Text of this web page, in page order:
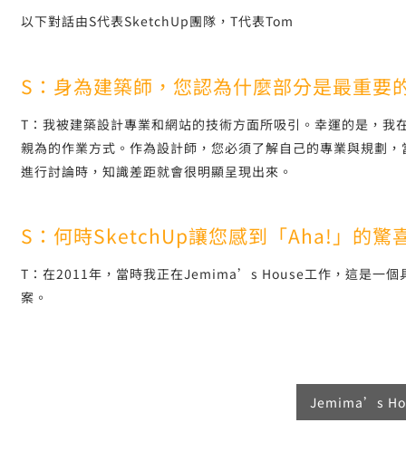
以下對話由S代表SketchUp團隊，T代表Tom
S：身為建築師，您認為什麼部分是最重要
T：我被建築設計專業和網站的技術方面所吸引。幸運的是，
親為的作業方式。作為設計師，您必須了解自己的專業與規劃
進行討論時，知識差距就會很明顯呈現出來。
S：何時SketchUp讓您感到「Aha!」的驚
T：在2011年，當時我正在Jemima’s House工作，這是一個
案。
Jemima’s